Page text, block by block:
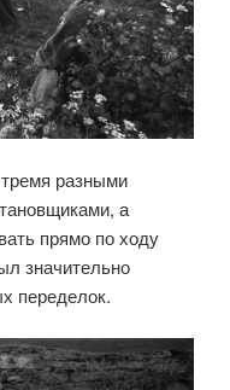
разными
а
прямо по ходу
значительно
переделок.